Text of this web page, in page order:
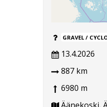
GRAVEL /
13.4.2026
887 km
6980 m